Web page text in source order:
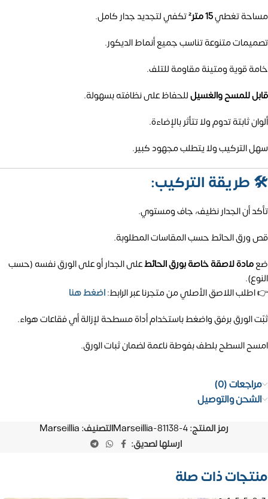
مساحة تغطي15 متر²
تكفي لتجديد جدار كامل.
تصميمات متنوعة تناسب جميع أنماط الديكور.
خامة قوية ومتينة مقاومة للتلف.
قابل للمسح والغسيلللحفاظ على نظافته بسهولة.
ألوان ثابتة تدوم ولا تتأثر بالإضاءة.
سهل التركيب ولا يتطلب مجهود كبير.
🛠️ طريقة التركيب:
تأكد أن الجدار نظيف، جاف ومستوي.
قص ورق الحائط حسب المقاسات المطلوبة.
ضعمادة لاصقة خاصة بورق الحائطعلى الجدار أو على الورق نفسه (حسب
النوع).
👉 اطلب اللاصق الأصلي من متجرنا عبر الرابط:اضغط هنا
ثبّت الورق برفق واضغط باستخدام أداة مسطحة لإزالة أي فقاعات هواء.
امسح السطح بلطف بفوطة ناعمة لضمان ثبات الورق.
مراجعات (0)
الشحن والتوصيل
رمز المنتج:Marseillia-81138-4التصنيف: Marseillia
ارسلها لصديق:
منتجات ذات صلة